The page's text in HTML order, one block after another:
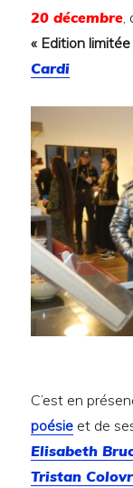
20 décembre,
« Edition
Cardi
C’est en
poésie et de
Elisabeth
Tristan